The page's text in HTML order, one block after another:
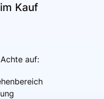
Kauf
auf: